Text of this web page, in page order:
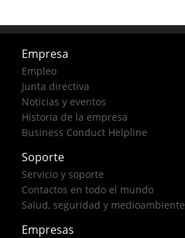
Empresa
Empleo
Junta directiva
Noticias y eventos
Historia de la empresa
Business Conduct Helpline
Soporte
Servicio y soporte
Contactos en todo el mundo
Salud, seguridad y medioambiente
Empresas